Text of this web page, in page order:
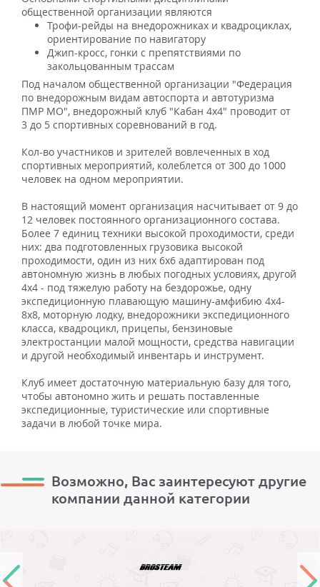
общественной организации являются
Трофи-рейды на внедорожниках и квадроциклах,
ориентирование по навигатору
Джип-кросс, гонки с препятствиями по
закольцованным трассам
Под началом общественной организации "Федерация
по внедорожным видам автоспорта и автотуризма
ПМР МО", внедорожный клуб "Кабан 4х4" проводит от
3 до 5 спортивных соревнований в год.
Кол-во участников и зрителей вовлеченных в ход
спортивных мероприятий, колеблется от 300 до 1000
человек на одном мероприятии.
В настоящий момент организация насчитывает от 9 до
12 человек постоянного организационного состава.
Более 7 единиц техники высокой проходимости, среди
них: два подготовленных грузовика высокой
проходимости, один из них 6х6 адаптирован под
автономную жизнь в любых погодных условиях, другой
4х4 - под тяжелую работу на бездорожье, одну
экспедиционную плавающую машину-амфибию 4х4-
8х8, моторную лодку, внедорожники экспедиционного
класса, квадроцикл, прицепы, бензиновые
электростанции малой мощности, средства навигации
и другой необходимый инвентарь и инструмент.
Клуб имеет достаточную материальную базу для того,
чтобы автономно жить и решать поставленные
экспедиционные, туристические или спортивные
задачи в любой точке мира.
Возможно, Вас заинтересуют другие
компании данной категории